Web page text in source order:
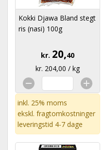
Kokki Djawa Bland stegt
ris (nasi) 100g
kr. 20,40
kr. 204,00 / kg
inkl. 25% moms
ekskl. fragtomkostninger
leveringstid 4-7 dage